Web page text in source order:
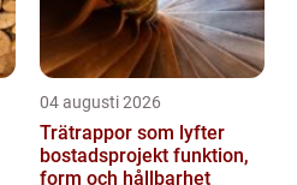
04 augusti 2026
Trätrappor som lyfter
bostadsprojekt funktion,
form och hållbarhet